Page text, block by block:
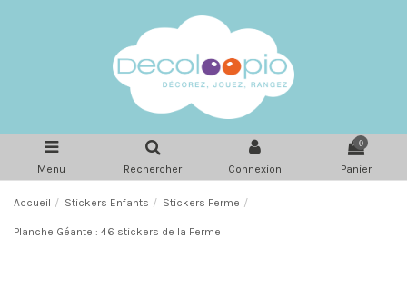
Menu Rechercher Connexion
0
Panier
Accueil Stickers Enfants Stickers Ferme
Planche Géante : 46 stickers de la Ferme